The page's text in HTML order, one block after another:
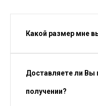
Какой размер мне
Доставляете ли Вы
получении?